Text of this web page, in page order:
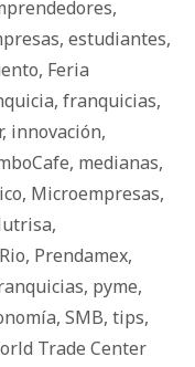
,
, estudiantes,
, Feria
, franquicias,
, innovación,
, medianas,
, Microempresas,
,
, Prendamex,
, pyme,
, SMB, tips,
Trade Center